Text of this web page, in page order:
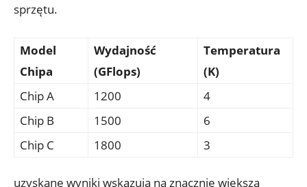
sprzętu.
Model
Chipa
Wydajność
(GFlops)
Temperatura
(K)
Chip A
1200
4
Chip B
1500
6
Chip ‌C
1800 3
uzyskane wyniki wskazują na znacznie większą